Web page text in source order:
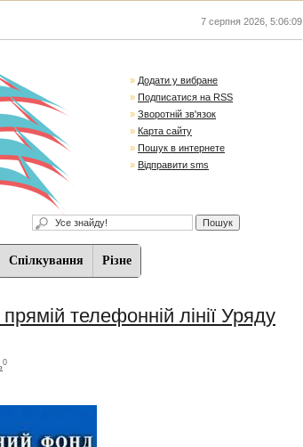
7 серпня 2026 ,5:06:11
» Додати у вибране
» Подписатися на RSS
» Зворотній зв'язок
» Карта сайту
» Пошук в интернете
» Відправити sms
Спiлкування Різне
телефонній лінії Уряду
0